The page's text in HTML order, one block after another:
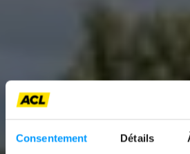
Consentement Détails